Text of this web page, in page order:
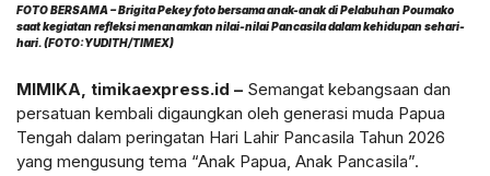
FOTO BERSAMA – Brigita Pekey foto bersama anak-anak di Pelabuhan Poumako
saat kegiatan refleksi menanamkan nilai-nilai Pancasila dalam kehidupan sehari-
hari. (FOTO:YUDITH/TIMEX)
MIMIKA, timikaexpress.id – Semangat kebangsaan dan
persatuan kembali digaungkan oleh generasi muda Papua
Tengah dalam peringatan Hari Lahir Pancasila Tahun 2026
yang mengusung tema “Anak Papua, Anak Pancasila”.